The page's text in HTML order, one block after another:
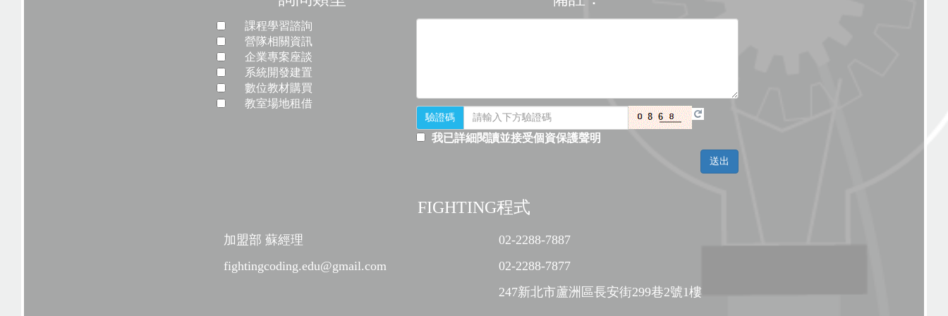
課程學習諮詢
營隊相關資訊
企業專案座談
系統開發建置
數位教材購買
教室場地租借
驗證碼
我已詳細閱讀並接受個資保護聲明
FIGHTING程式
加盟部 蘇經理
fightingcoding.edu@gmail.com
02-2288-7887
02-2288-7877
247新北市蘆洲區長安街299巷2號1樓